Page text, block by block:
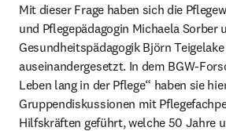
Mit dieser Frage haben sich die
und Pflegepädagogin Michaela Sorber
Gesundheitspädagogik Björn Teigelake
auseinandergesetzt. In dem BGW-
Leben lang in der Pflege“ haben sie
Gruppendiskussionen mit
Hilfskräften geführt, welche 50 Jahre